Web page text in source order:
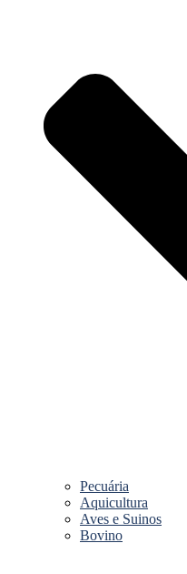
Pecuária
Aquicultura
Aves e Suinos
Bovino